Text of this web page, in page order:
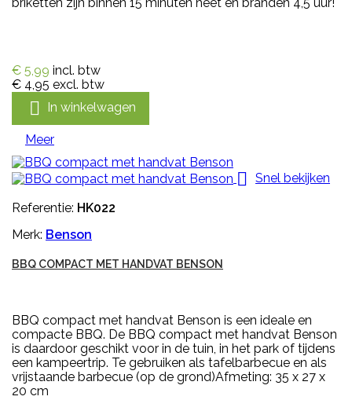
€ 5,99 incl. btw
€ 4,95 excl. btw
 In winkelwagen
Meer
 Snel bekijken
Referentie: HK022
Merk: Benson
BBQ COMPACT MET HANDVAT BENSON
BBQ compact met handvat Benson is een ideale en
compacte BBQ. De BBQ compact met handvat Benson
is daardoor geschikt voor in de tuin, in het park of tijdens
een kampeertrip. Te gebruiken als tafelbarbecue en als
vrijstaande barbecue (op de grond)Afmeting: 35 x 27 x
20 cm